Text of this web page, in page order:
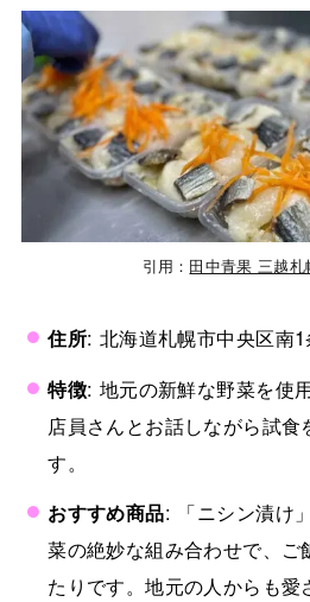
引用： 田中青果 三越札
住所: 北海道札幌市中央区南
特徴: 地元の新鮮な野菜を使
店員さんとお話しながら試
す。
おすすめ商品: 「ニシン漬け
菜の絶妙な組み合わせで、ご
たりです。地元の人からも愛